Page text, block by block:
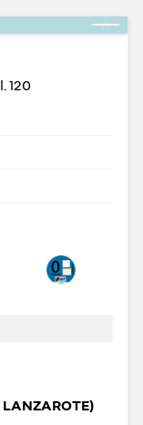
120
LANZAROTE)